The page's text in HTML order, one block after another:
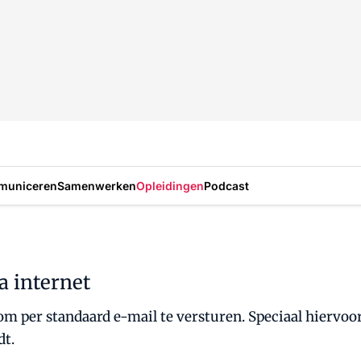
SamenwerkenOpleidingenPodcast
internet
per standaard e-mail te versturen. Speciaal